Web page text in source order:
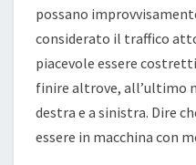
possano
considerato il traffico
piacevole essere
finire altrove, all’ultimo
destra e a sinistra. Dire
essere in macchina con